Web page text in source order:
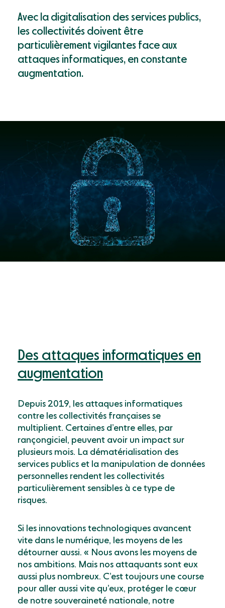
Documentation
Success Stories
Support
Avec la digitalisation des services publics,
les collectivités doivent être
particulièrement vigilantes face aux
attaques informatiques, en constante
augmentation.
Des attaques informatiques en
augmentation
Depuis 2019, les attaques informatiques
contre les collectivités françaises se
multiplient. Certaines d’entre elles, par
rançongiciel, peuvent avoir un impact sur
plusieurs mois. La dématérialisation des
services publics et la manipulation de données
personnelles rendent les collectivités
particulièrement sensibles à ce type de
risques.
Si les innovations technologiques avancent
vite dans le numérique, les moyens de les
détourner aussi. « Nous avons les moyens de
nos ambitions. Mais nos attaquants sont eux
aussi plus nombreux. C’est toujours une course
pour aller aussi vite qu’eux, protéger le cœur
de notre souveraineté nationale, notre